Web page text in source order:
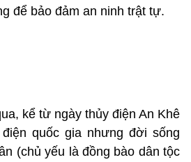
để bảo đảm an ninh trật tự.
kể từ ngày thủy điện An Khê
quốc gia nhưng đời sống
(chủ yếu là đồng bào dân tộc